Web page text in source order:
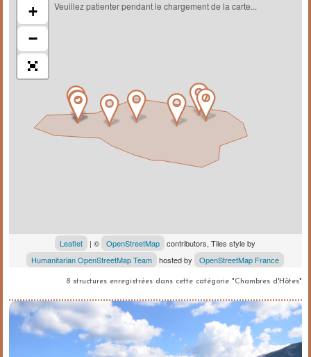
Veuillez patienter pendant le chargement de la carte...
+
−
Leaflet | © OpenStreetMap
contributors, Tiles style by
Humanitarian OpenStreetMap Team
hosted by OpenStreetMap France
8 structures enregistrées dans cette catégorie "Chambres d'Hôtes"